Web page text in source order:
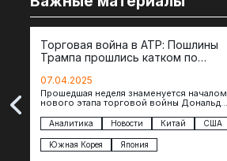
Торговая война в АТР: Пошлины
Трампа прошлись катком по
07.04.2025
Прошедшая неделя знаменуется началом
нового этапа торговой войны Дональда
импорта из более 100 стран…
Аналитика Новости Китай США
Южная Корея Япония